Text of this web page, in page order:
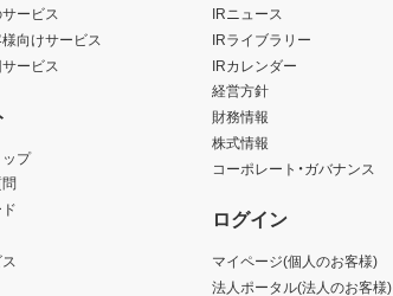
ービス
向けサービス
ービス
プ
IRニュース
IRライブラリー
IRカレンダー
経営方針
財務情報
株式情報
コーポレート・ガバナンス
ログイン
マイページ(個人のお客様)
法人ポータル(法人のお客様)